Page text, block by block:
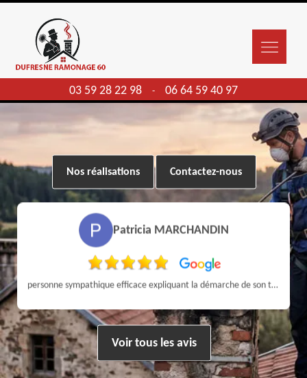
03 59 28 22 98 - 06 64 59 40 97
Nos réalisations Contactez-nous
Patricia MARCHANDIN
personne sympathique efficace expliquant la démarche de son travail pour un résultat de qualité . A recommander
Voir tous les avis